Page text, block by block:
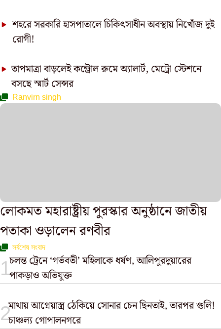
শহরে সরকারি হাসপাতালে চিকিৎসাধীন অবস্থায় নিখোঁজ দুই
রোগী!
তাপমাত্রা বাড়লেই কন্ট্রোল রুমে অ্যালার্ট, মেট্রো স্টেশনে
বসছে স্মার্ট সেন্সর
Ranvirn singh
লোকমত মহারাষ্ট্রীয় পুরস্কার অনুষ্ঠানে জাতীয়
পতাকা ওড়ালেন রণবীর
সর্বশেষ সংবাদ
চলন্ত ট্রেনে ‘গর্ভবতী’ মহিলাকে ধর্ষণ, আলিপুরদুয়ারের
পাকড়াও অভিযুক্ত
মাথায় আগ্নেয়াস্ত্র ঠেকিয়ে সোনার চেন ছিনতাই, তারপর গুলি!
চাঞ্চল্য গোপালনগরে